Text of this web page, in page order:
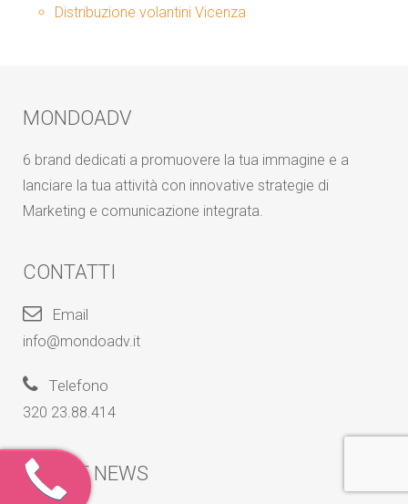
Distribuzione volantini Vicenza
MONDOADV
6 brand dedicati a promuovere la tua immagine e a
lanciare la tua attività con innovative strategie di
Marketing e comunicazione integrata.
CONTATTI
Email
info@mondoadv.it
Telefono
320 23.88.414
ULTIME NEWS